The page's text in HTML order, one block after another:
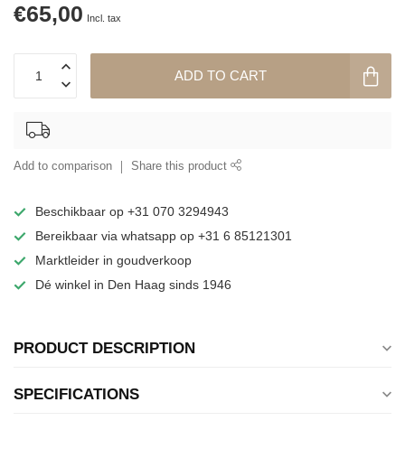
€65,00 Incl. tax
ADD TO CART
Add to comparison Share this product
Beschikbaar op +31 070 3294943
Bereikbaar via whatsapp op +31 6 85121301
Marktleider in goudverkoop
Dé winkel in Den Haag sinds 1946
PRODUCT DESCRIPTION
SPECIFICATIONS